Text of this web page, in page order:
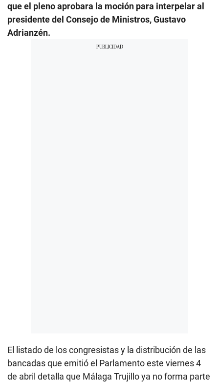
que el pleno aprobara la moción para interpelar al
presidente del Consejo de Ministros, Gustavo
Adrianzén.
El listado de los congresistas y la distribución de las
bancadas que emitió el Parlamento este viernes 4
de abril detalla que Málaga Trujillo ya no forma parte